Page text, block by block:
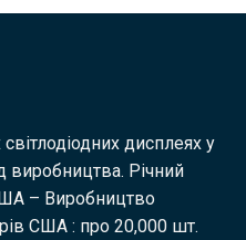
дисплеях у
виробництва. Річний
– Виробництво
США : про 20,000 шт.